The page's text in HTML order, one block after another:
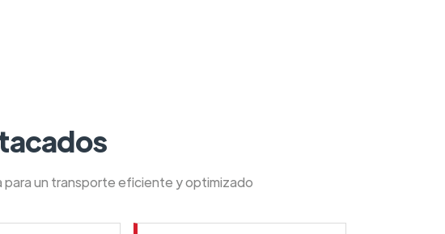
un transporte eficiente y optimizado